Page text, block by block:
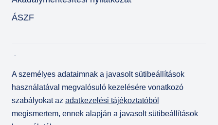
ÁSZF
A személyes adataimnak a javasolt sütibeállítások
használatával megvalósuló kezelésére vonatkozó
szabályokat az adatkezelési tájékoztatóból
megismertem, ennek alapján a javasolt sütibeállítások